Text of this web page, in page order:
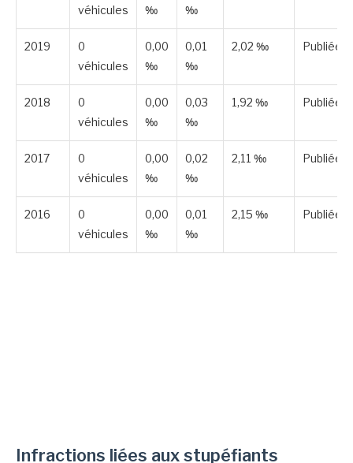
véhicules
‰
‰
2019
0
véhicules
0,00
‰
0,01
‰
2,02 ‰ Publiée
2018
0
véhicules
0,00
‰
0,03
‰
1,92 ‰ Publiée
2017
0
véhicules
0,00
‰
0,02
‰
2,11 ‰ Publiée
2016
0
véhicules
0,00
‰
0,01
‰
2,15 ‰ Publiée
Infractions liées aux stupéfiants